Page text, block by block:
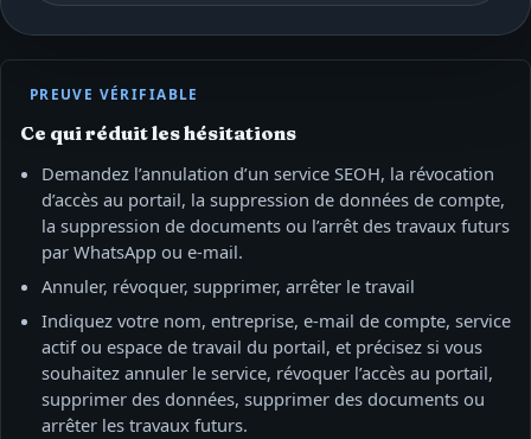
PREUVE VÉRIFIABLE
Ce qui réduit les hésitations
Demandez l’annulation d’un service SEOH, la révocation
d’accès au portail, la suppression de données de compte,
la suppression de documents ou l’arrêt des travaux futurs
par WhatsApp ou e‑mail.
Annuler, révoquer, supprimer, arrêter le travail
Indiquez votre nom, entreprise, e‑mail de compte, service
actif ou espace de travail du portail, et précisez si vous
souhaitez annuler le service, révoquer l’accès au portail,
supprimer des données, supprimer des documents ou
arrêter les travaux futurs.